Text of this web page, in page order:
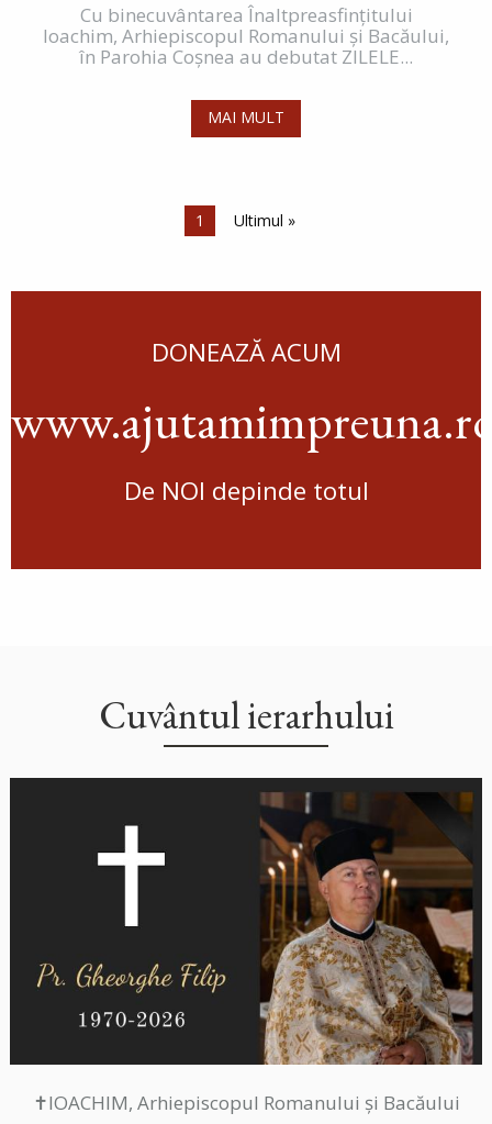
Cu binecuvântarea Înaltpreasfințitului
Ioachim, Arhiepiscopul Romanului și Bacăului,
în Parohia Coșnea au debutat ZILELE...
MAI MULT
Pagina curentă
1 Ultima pagină
Ultimul »
DONEAZĂ ACUM
De NOI depinde totul
Cuvântul ierarhului
✝IOACHIM, Arhiepiscopul Romanului și Bacăului